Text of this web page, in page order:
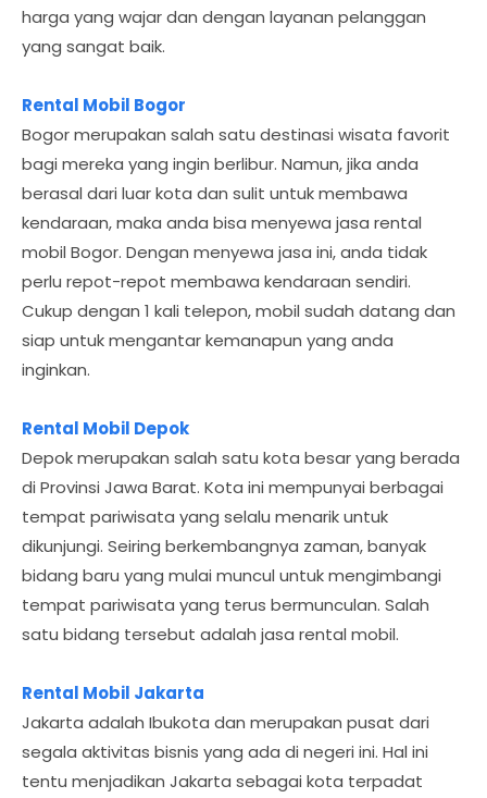
harga yang wajar dan dengan layanan pelanggan
yang sangat baik.
Rental Mobil Bogor
Bogor merupakan salah satu destinasi wisata favorit
bagi mereka yang ingin berlibur. Namun, jika anda
berasal dari luar kota dan sulit untuk membawa
kendaraan, maka anda bisa menyewa jasa rental
mobil Bogor. Dengan menyewa jasa ini, anda tidak
perlu repot-repot membawa kendaraan sendiri.
Cukup dengan 1 kali telepon, mobil sudah datang dan
siap untuk mengantar kemanapun yang anda
inginkan.
Rental Mobil Depok
Depok merupakan salah satu kota besar yang berada
di Provinsi Jawa Barat. Kota ini mempunyai berbagai
tempat pariwisata yang selalu menarik untuk
dikunjungi. Seiring berkembangnya zaman, banyak
bidang baru yang mulai muncul untuk mengimbangi
tempat pariwisata yang terus bermunculan. Salah
satu bidang tersebut adalah jasa rental mobil.
Rental Mobil Jakarta
Jakarta adalah Ibukota dan merupakan pusat dari
segala aktivitas bisnis yang ada di negeri ini. Hal ini
tentu menjadikan Jakarta sebagai kota terpadat